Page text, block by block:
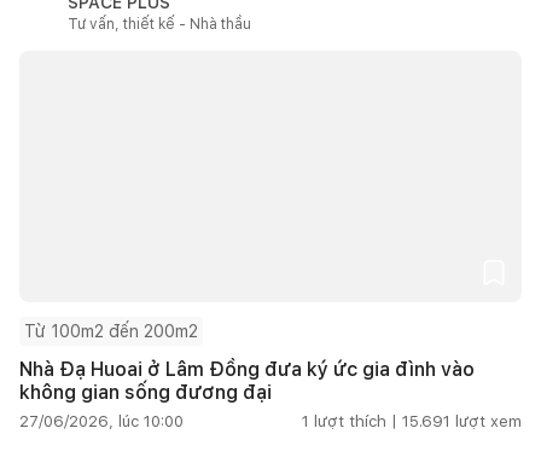
Tư vấn, thiết kế - Nhà thầu
Từ 100m2 đến 200m2
Nhà Đạ Huoai ở Lâm Đồng đưa ký ức gia đình vào
không gian sống đương đại
27/06/2026, lúc 10:00 1 lượt thích | 15.691 lượt xem